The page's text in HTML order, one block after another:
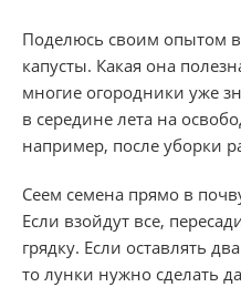
Поделюсь своим опытом
капусты. Какая она
многие огородники уже
в середине лета на
например, после уборки
Сеем семена прямо в
Если взойдут все,
грядку. Если оставлять
то лунки нужно сделать